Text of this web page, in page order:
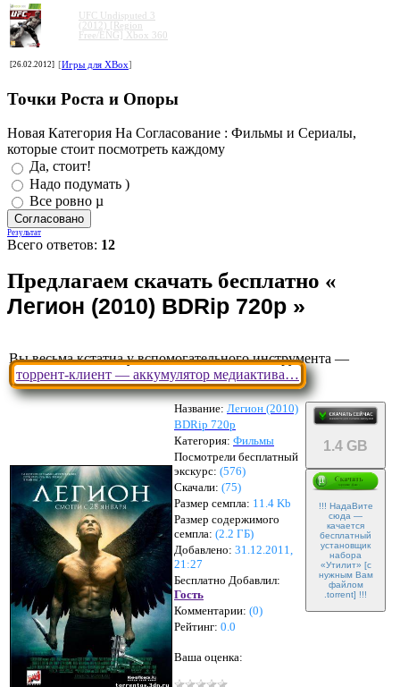
UFC Undisputed 3
(2012) [Region
Free/ENG] Xbox 360
[26.02.2012] [Игры для XBox]
Точки Роста и Опоры
Новая Категория На Согласование : Фильмы и Сериалы,
которые стоит посмотреть каждому
Да, стоит!
Надо подумать )
Все ровно µ
Результат
Всего ответов: 12
Вы весьма кстатиа у вспомогательного инструмента —
торрент-клиент — аккумулятор медиактива…
Название: Легион (2010)
BDRip 720p
1.4 GB
!!! НадаВите
сюда —
качается
бесплатный
установщик
набора
«Утилит» [с
нужным Вам
файлом
.torrent] !!!
Категория: Фильмы
Посмотрели бесплатный
экскурс: (576)
Скачали: (75)
Размер семпла: 11.4 Kb
Размер содержимого
семпла: (2.2 ГБ)
Добавлено: 31.12.2011,
21:27
Бесплатно Добавлил:
Гость
Комментарии: (0)
Рейтинг: 0.0
Ваша оценка: